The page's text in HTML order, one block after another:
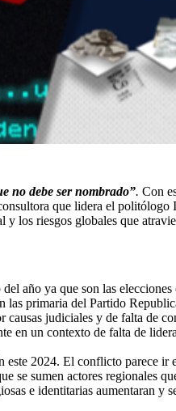
no debe ser nombrado”. Con
que lidera el politólogo
y los riesgos globales que
año ya que son las elecciones
las primaria del Partido
judiciales y de falta de
en un contexto de falta de
este 2024. El conflicto parece ir
se sumen actores regionales
e identitarias aumentaran y